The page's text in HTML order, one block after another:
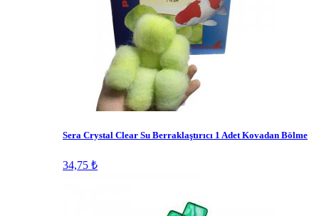
Sera Crystal Clear Su Berraklaştırıcı 1 Adet Kovadan Bölme
34,75 ₺